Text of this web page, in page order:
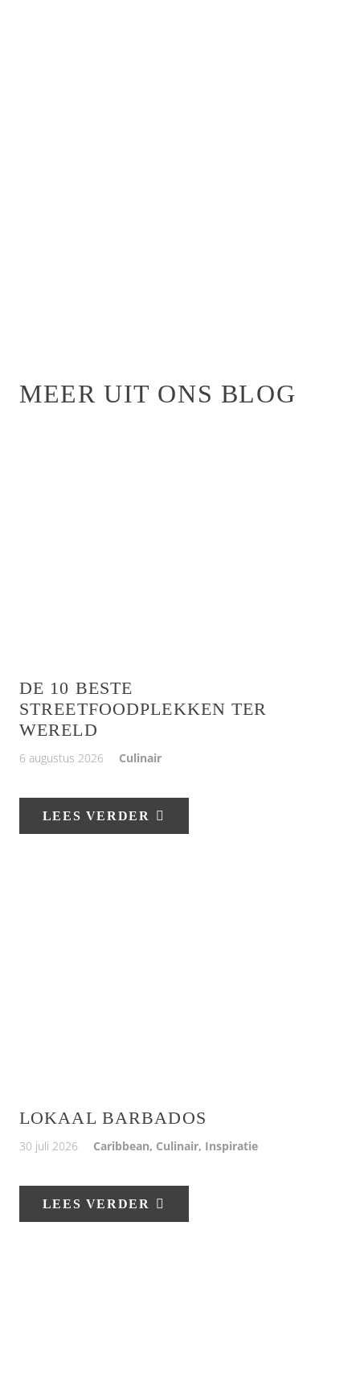
MEER UIT ONS BLOG
DE 10 BESTE
STREETFOODPLEKKEN TER
WERELD
6 augustus 2026 Culinair
LEES VERDER
LOKAAL BARBADOS
30 juli 2026 Caribbean, Culinair, Inspiratie
LEES VERDER